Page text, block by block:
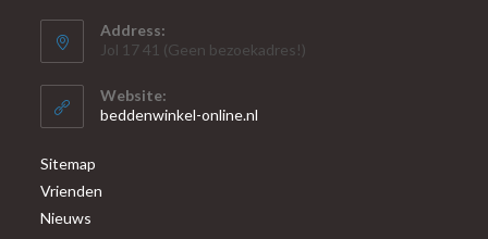
Address:
Jol 17 41 (Geen bezoekadres!)
Website:
beddenwinkel-online.nl
Sitemap
Vrienden
Nieuws